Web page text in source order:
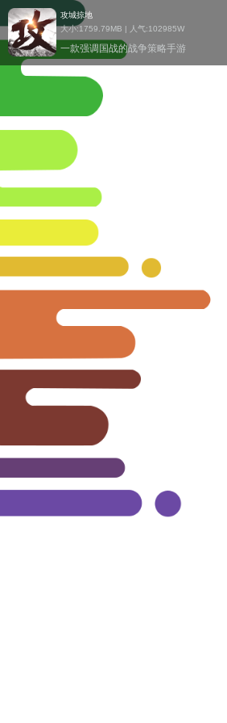
攻城掠地
大小:1759.79MB | 人气:102985W
一款强调国战的战争策略手游